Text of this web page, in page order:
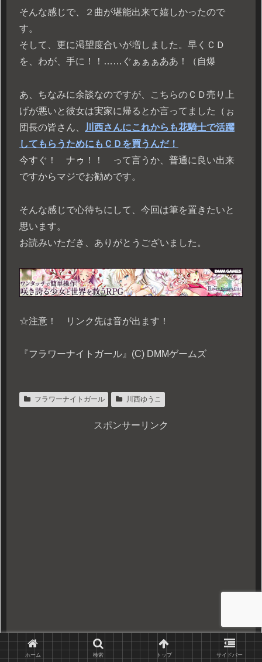
そんな感じで、２曲が堪能出来て嬉しかったので
す。
そして、更に渇望度合いが増しました。早くＣＤ
を、わが、手に！！……ぐぁぁぁああ！（自爆
あ、ちなみに余談なのですが、こちらのＣＤ売り上
げが悪いと彼女は実家に帰るとか言ってました（ぉ
団長の皆さん、
川西さんにこれからも花騎士で活躍
してもらうためにもＣＤを買うんだ！
今すぐ！ ナゥ！！ って言うか、普通に良い出来
ですからマジでお勧めです。
そんな感じで心待ちにして、今回は筆を置きたいと
思います。
お読みいただき、ありがとうございました。
☆注意！ リンク先は音が出ます！
『フラワーナイトガール』(C) DMMゲームズ
フラワーナイトガール 川西ゆうこ
スポンサーリンク
ホーム 検索 トップ サイドバー